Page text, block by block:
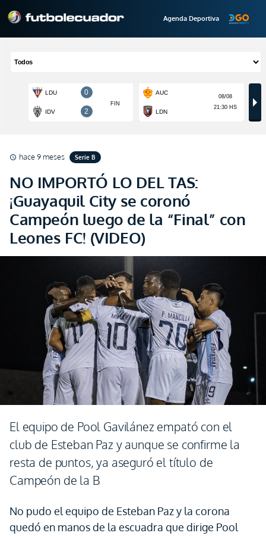
Agenda Deportiva
schedule hace 9 meses Serie B
NO IMPORTÓ LO DEL TAS:
¡Guayaquil City se coronó
Campeón luego de la “Final” con
Leones FC! (VIDEO)
El equipo de Pool Gavilánez empató con el
club de Esteban Paz y aunque se confirme la
resta de puntos, ya aseguró el título de
Campeón de la B
No pudo el equipo de Esteban Paz y la corona
quedó en manos de la escuadra que dirige Pool